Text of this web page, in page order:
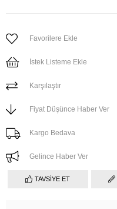
Favorilere Ekle
İstek Listeme Ekle
Karşılaştır
Fiyat Düşünce Haber Ver
Kargo Bedava
Gelince Haber Ver
TAVSIYE ET